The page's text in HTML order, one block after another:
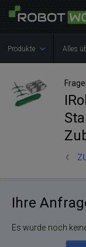
Produkte Alles
Ihre
Es wurde noch